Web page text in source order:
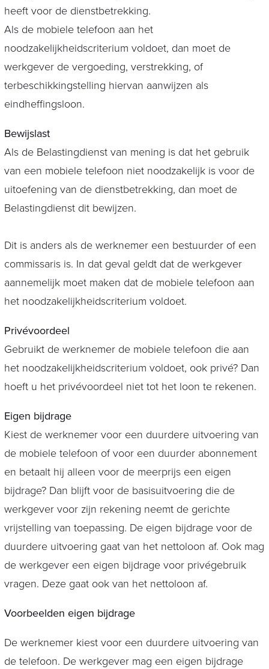
heeft voor de dienstbetrekking.
Als de mobiele telefoon aan het
noodzakelijkheidscriterium voldoet, dan moet de
werkgever de vergoeding, verstrekking, of
terbeschikkingstelling hiervan aanwijzen als
eindheffingsloon.
Bewijslast
Als de Belastingdienst van mening is dat het gebruik
van een mobiele telefoon niet noodzakelijk is voor de
uitoefening van de dienstbetrekking, dan moet de
Belastingdienst dit bewijzen.
Dit is anders als de werknemer een bestuurder of een
commissaris is. In dat geval geldt dat de werkgever
aannemelijk moet maken dat de mobiele telefoon aan
het noodzakelijkheidscriterium voldoet.
Privévoordeel
Gebruikt de werknemer de mobiele telefoon die aan
het noodzakelijkheidscriterium voldoet, ook privé? Dan
hoeft u het privévoordeel niet tot het loon te rekenen.
Eigen bijdrage
Kiest de werknemer voor een duurdere uitvoering van
de mobiele telefoon of voor een duurder abonnement
en betaalt hij alleen voor de meerprijs een eigen
bijdrage? Dan blijft voor de basisuitvoering die de
werkgever voor zijn rekening neemt de gerichte
vrijstelling van toepassing. De eigen bijdrage voor de
duurdere uitvoering gaat van het nettoloon af. Ook mag
de werkgever een eigen bijdrage voor privégebruik
vragen. Deze gaat ook van het nettoloon af.
Voorbeelden eigen bijdrage
De werknemer kiest voor een duurdere uitvoering van
de telefoon. De werkgever mag een eigen bijdrage